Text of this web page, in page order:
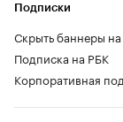
Подписки
Скрыть баннеры
Подписка на РБК
Корпоративная